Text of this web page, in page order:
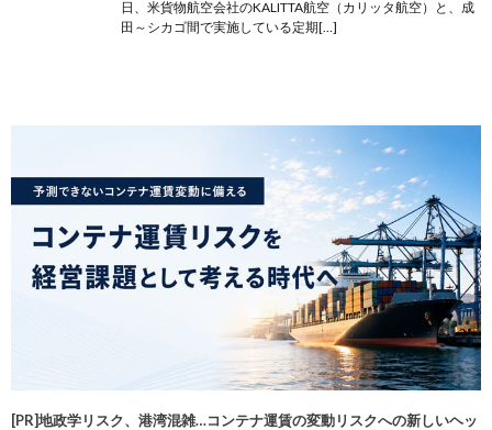
日、米貨物航空会社のKALITTA航空（カリッタ航空）と、成
田～シカゴ間で実施している定期[…]
[PR]地政学リスク、港湾混雑…コンテナ運賃の変動リスクへの新しいヘッ